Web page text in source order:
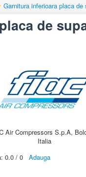
Garnitura inferioara placa
de
Air Compressors S.p.A,
Italia
0.0 / 0 Adauga